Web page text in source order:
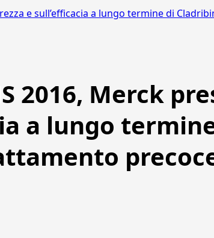
e sull’efficacia a lungo termine di
2016, Merck
a lungo